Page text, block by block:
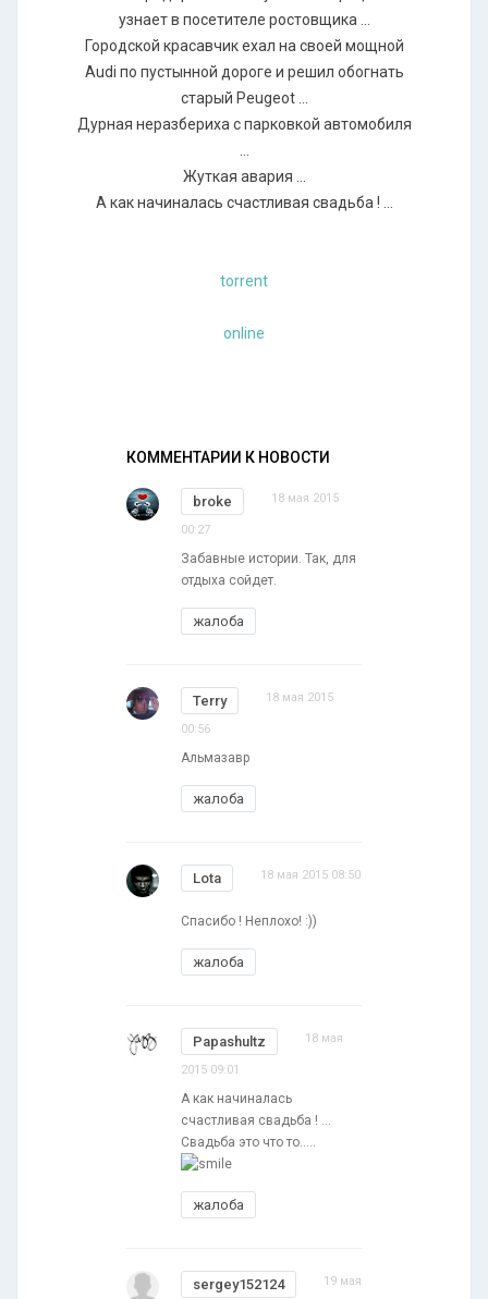
узнает в посетителе ростовщика ...
Городской красавчик ехал на своей мощной
Audi по пустынной дороге и решил обогнать
старый Peugeot ...
Дурная неразбериха с парковкой автомобиля
Жуткая авария ...
А как начиналась счастливая свадьба ! ...
torrent
online
КОММЕНТАРИИ К НОВОСТИ
broke 18 мая 2015
00:27
Забавные истории. Так, для
отдыха сойдет.
жалоба
Terry 18 мая 2015
00:56
Альмазавр
жалоба
Lota 18 мая 2015 08:50
Спасибо ! Неплохо! :))
жалоба
Papashultz 18 мая
2015 09:01
А как начиналась
счастливая свадьба ! ...
Свадьба это что то.....
жалоба
sergey152124 19 мая